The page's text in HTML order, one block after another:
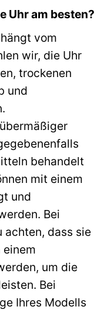
Uhr am besten?
vom
wir, die Uhr
trockenen
und
behandelt
mit einem
und
Bei
achten, dass sie
um die
Bei
Ihres Modells